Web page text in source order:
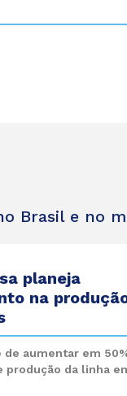
Brasil e no
planeja
na
de aumentar em
produção da linha